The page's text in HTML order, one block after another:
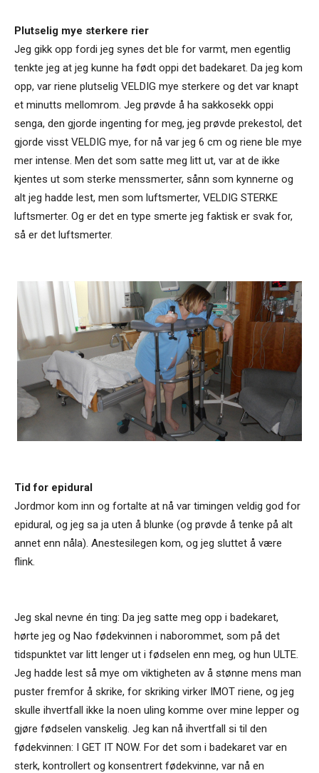
Plutselig mye sterkere rier
Jeg gikk opp fordi jeg synes det ble for varmt, men egentlig
tenkte jeg at jeg kunne ha født oppi det badekaret. Da jeg kom
opp, var riene plutselig VELDIG mye sterkere og det var knapt
et minutts mellomrom. Jeg prøvde å ha sakkosekk oppi
senga, den gjorde ingenting for meg, jeg prøvde prekestol, det
gjorde visst VELDIG mye, for nå var jeg 6 cm og riene ble mye
mer intense. Men det som satte meg litt ut, var at de ikke
kjentes ut som sterke menssmerter, sånn som kynnerne og
alt jeg hadde lest, men som luftsmerter, VELDIG STERKE
luftsmerter. Og er det en type smerte jeg faktisk er svak for,
så er det luftsmerter.
Tid for epidural
Jordmor kom inn og fortalte at nå var timingen veldig god for
epidural, og jeg sa ja uten å blunke (og prøvde å tenke på alt
annet enn nåla). Anestesilegen kom, og jeg sluttet å være
flink.
Jeg skal nevne én ting: Da jeg satte meg opp i badekaret,
hørte jeg og Nao fødekvinnen i naborommet, som på det
tidspunktet var litt lenger ut i fødselen enn meg, og hun ULTE.
Jeg hadde lest så mye om viktigheten av å stønne mens man
puster fremfor å skrike, for skriking virker IMOT riene, og jeg
skulle ihvertfall ikke la noen uling komme over mine lepper og
gjøre fødselen vanskelig. Jeg kan nå ihvertfall si til den
fødekvinnen: I GET IT NOW. For det som i badekaret var en
sterk, kontrollert og konsentrert fødekvinne, var nå en